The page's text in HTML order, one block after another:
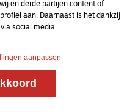
ontmoeting, vorming
onderweg, in het bijzonder
Kerken.
en derde partijen content of
aan. Daarnaast is het dankzij
social media.
aanpassen